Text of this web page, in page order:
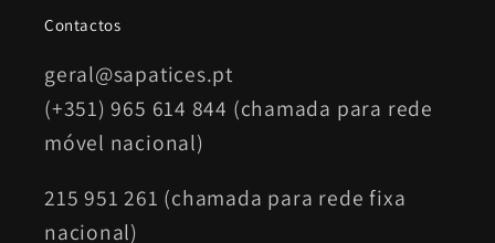
Contactos
geral@sapatices.pt
(+351) 965 614 844 (chamada para rede
móvel nacional)
215 951 261 (chamada para rede fixa
nacional)